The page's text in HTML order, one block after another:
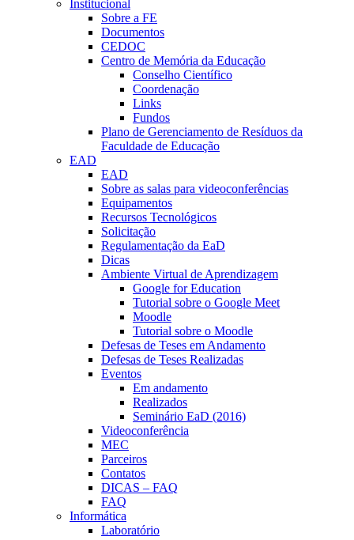
Institucional
Sobre a FE
Documentos
CEDOC
Centro de Memória da Educação
Conselho Científico
Coordenação
Links
Fundos
Plano de Gerenciamento de Resíduos da
Faculdade de Educação
EAD
EAD
Sobre as salas para videoconferências
Equipamentos
Recursos Tecnológicos
Solicitação
Regulamentação da EaD
Dicas
Ambiente Virtual de Aprendizagem
Google for Education
Tutorial sobre o Google Meet
Moodle
Tutorial sobre o Moodle
Defesas de Teses em Andamento
Defesas de Teses Realizadas
Eventos
Em andamento
Realizados
Seminário EaD (2016)
Videoconferência
MEC
Parceiros
Contatos
DICAS – FAQ
FAQ
Informática
Laboratório